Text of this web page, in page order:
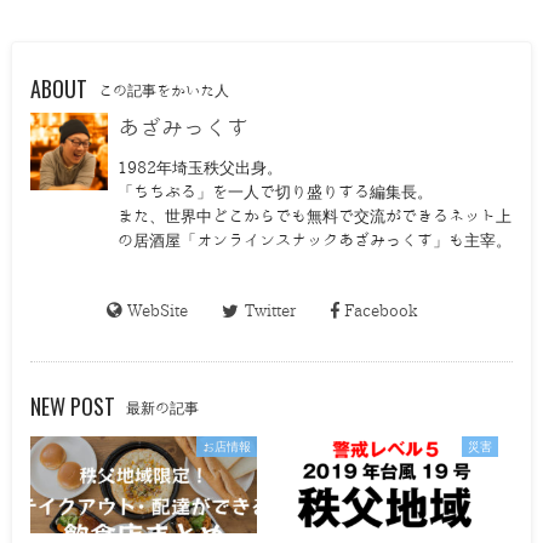
ABOUT この記事をかいた人
あざみっくす
1982年埼玉秩父出身。
「ちちぶる」を一人で切り盛りする編集長。
また、世界中どこからでも無料で交流ができるネット上
の居酒屋「オンラインスナックあざみっくす」も主宰。
WebSite Twitter Facebook
NEW POST 最新の記事
お店情報 災害